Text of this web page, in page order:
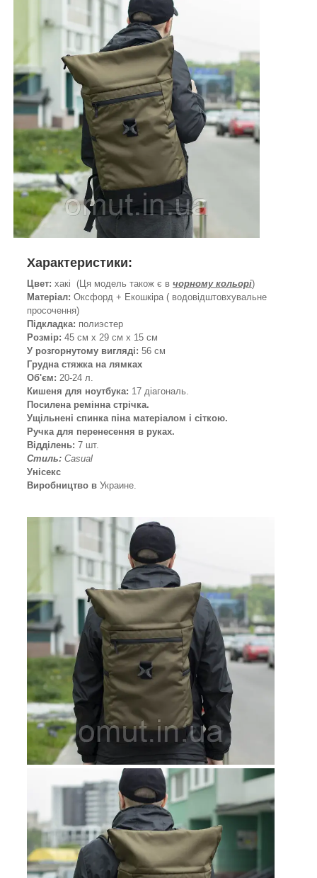
Характеристики:
Цвет: хакі (Ця модель також є в чорному кольорі)
Матеріал: Оксфорд + Екошкіра ( водовідштовхувальне
просочення)
Підкладка: полиэстер
Розмір: 45 см х 29 см х 15 см
У розгорнутому вигляді: 56 см
Грудна стяжка на лямках
Об'єм: 20-24 л.
Кишеня для ноутбука: 17 діагональ.
Посилена ремінна стрічка.
Ущільнені спинка піна матеріалом і сіткою.
Ручка для перенесення в руках.
Відділень: 7 шт.
Стиль: Casual
Унісекс
Виробництво в Украине.